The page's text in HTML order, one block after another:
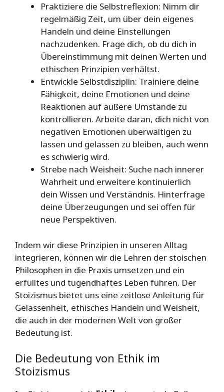
Praktiziere die Selbstreflexion: Nimm dir
regelmäßig Zeit, um über dein eigenes
Handeln und deine Einstellungen
nachzudenken. Frage dich, ob du dich in
Übereinstimmung mit deinen Werten und
ethischen Prinzipien verhältst.
Entwickle Selbstdisziplin: Trainiere deine
Fähigkeit, deine Emotionen und deine
Reaktionen auf äußere Umstände zu
kontrollieren. Arbeite daran, dich nicht von
negativen Emotionen überwältigen zu
lassen und gelassen zu bleiben, auch wenn
es schwierig wird.
Strebe nach Weisheit: Suche nach innerer
Wahrheit und erweitere kontinuierlich
dein Wissen und Verständnis. Hinterfrage
deine Überzeugungen und sei offen für
neue Perspektiven.
Indem wir diese Prinzipien in unseren Alltag
integrieren, können wir die Lehren der stoischen
Philosophen in die Praxis umsetzen und ein
erfülltes und tugendhaftes Leben führen. Der
Stoizismus bietet uns eine zeitlose Anleitung für
Gelassenheit, ethisches Handeln und Weisheit,
die auch in der modernen Welt von großer
Bedeutung ist.
Die Bedeutung von Ethik im
Stoizismus